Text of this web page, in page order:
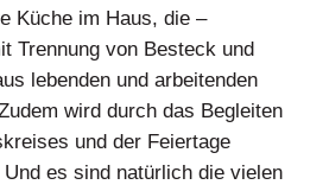
Küche im Haus, die –
Trennung von Besteck und
lebenden und arbeitenden
wird durch das Begleiten
und der Feiertage
es sind natürlich die vielen